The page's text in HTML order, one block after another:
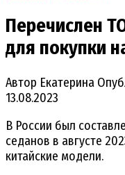
Перечислен
для покупки
Автор Екатерина
13.08.2023
В России был
седанов в августе
китайские модели.